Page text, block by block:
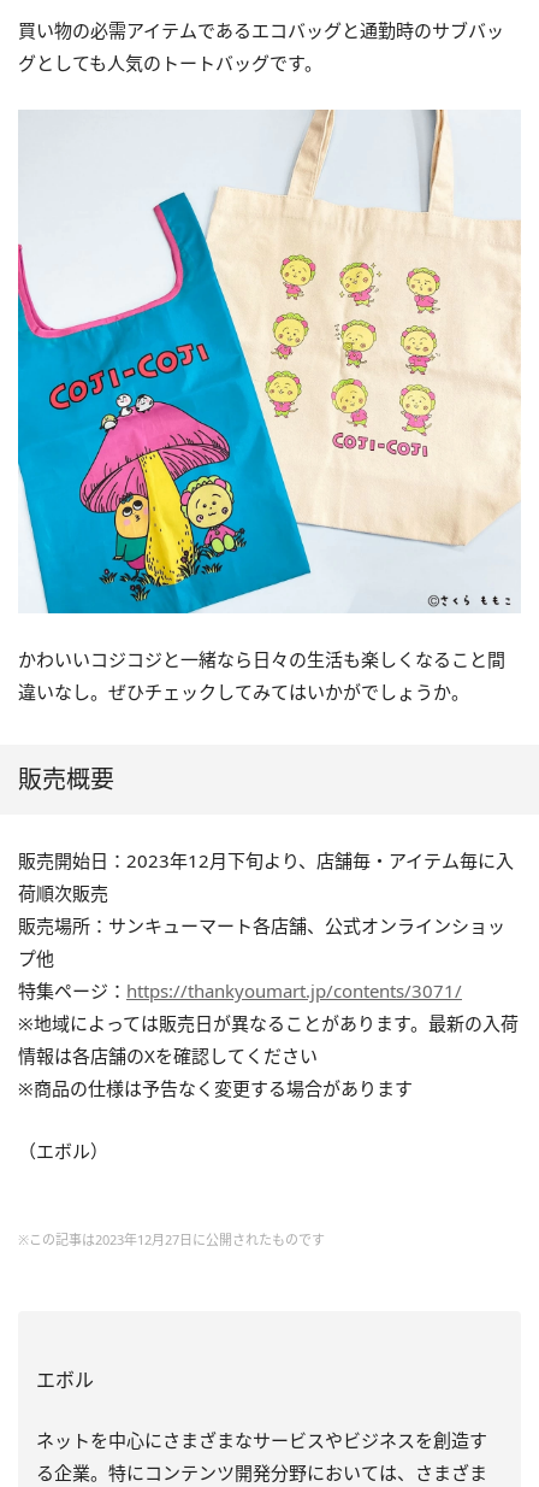
買い物の必需アイテムであるエコバッグと通勤時のサブバッ
グとしても人気のトートバッグです。
かわいいコジコジと一緒なら日々の生活も楽しくなること間
違いなし。ぜひチェックしてみてはいかがでしょうか。
販売概要
販売開始日：2023年12月下旬より、店舗毎・アイテム毎に入
荷順次販売
販売場所：サンキューマート各店舗、公式オンラインショッ
プ他
特集ページ： https://thankyoumart.jp/contents/3071/
※地域によっては販売日が異なることがあります。最新の入荷
情報は各店舗のXを確認してください
※商品の仕様は予告なく変更する場合があります
（エボル）
※この記事は2023年12月27日に公開されたものです
エボル
ネットを中心にさまざまなサービスやビジネスを創造す
る企業。特にコンテンツ開発分野においては、さまざま